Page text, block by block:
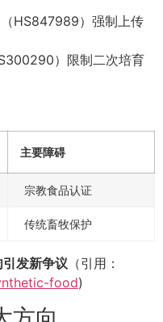
（HS847989）强制上传
）限制二次培育
主要障碍
宗教食品认证
传统畜牧保护
引发新争议 （引用：
food)